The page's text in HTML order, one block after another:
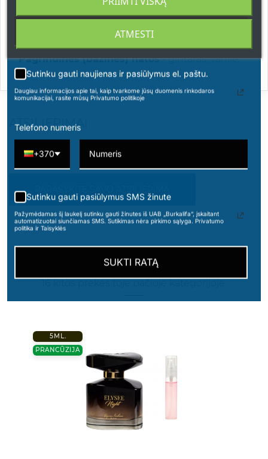
bergamotė, karamelė, greipfrutas.
pačiulis, vetiveris, snaputis.
Pagrindinės (bazinės) natos- gintaras, vanilė.
ATSILIEPIMAI
16 kitos prekės toje pačioje kategorijoje:
5ML.
PRANCŪZIJA
ATMESTI
Sutinku gauti naujienas ir pasiūlymus el. paštu.
Daugiau informacijos apie tai, kaip tvarkome jūsų duomenis rinkodaros
komunikacijai, rasite mūsų Privatumo politikoje
Telefono numeris
+370
Sutinku gauti pasiūlymus SMS žinute
Pažymėdamas šį laukelį sutinku gauti žinutes iš UAB „Burkalifa“, įskaitant
automatizuotai siunčiamas SMS. Sutikimas nėra pirkimo sąlyga. Privatumo
politika ir Taisyklės
SUKTI RATĄ